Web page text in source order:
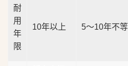
耐
用
年
限
10年以上 5～10年不等